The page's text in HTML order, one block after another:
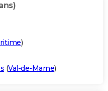
)
(Val-de-Marne)